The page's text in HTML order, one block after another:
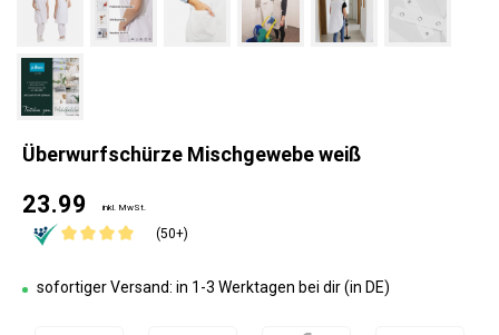
Überwurfschürze Mischgewebe weiß
23.99 inkl. MwSt.
(50+)
sofortiger Versand: in 1-3 Werktagen bei dir (in DE)